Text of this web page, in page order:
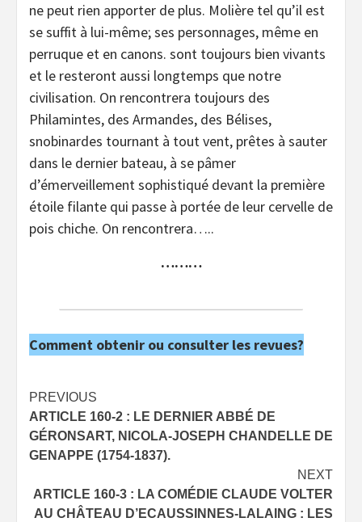
ne peut rien apporter de plus. Molière tel qu’il est
se suffit à lui-même; ses personnages, même en
perruque et en canons. sont toujours bien vivants
et le resteront aussi longtemps que notre
civilisation. On rencontrera toujours des
Philamintes, des Armandes, des Bélises,
snobinardes tournant à tout vent, prêtes à sauter
dans le dernier bateau, à se pâmer
d’émerveillement sophistiqué devant la première
étoile filante qui passe à portée de leur cervelle de
pois chiche. On rencontrera…..
………
Comment obtenir ou consulter les revues?
Post
navigation
PREVIOUS
ARTICLE 160-2 : LE DERNIER ABBÉ DE
GÉRONSART, NICOLA-JOSEPH CHANDELLE DE
GENAPPE (1754-1837).
NEXT
ARTICLE 160-3 : LA COMÉDIE CLAUDE VOLTER
AU CHÂTEAU D’ECAUSSINNES-LALAING : LES